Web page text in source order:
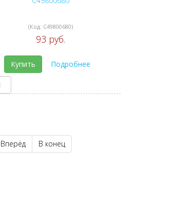
(Код: C49800680)
93 руб.
Купить Подробнее
Вперёд В конец